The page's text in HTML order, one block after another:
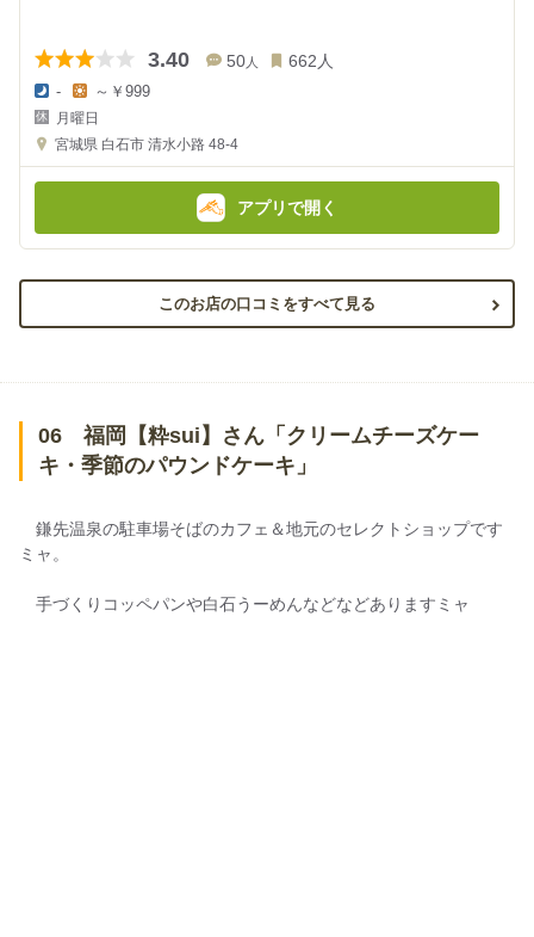
3.40 50人 662人
夜
の
金
-
昼
の
金
額
～￥999
月曜日
宮城県 白石市 清水小路 48-4
アプリで開く
このお店の口コミをすべて見る
06 福岡【粋sui】さん「クリームチーズケー
キ・季節のパウンドケーキ」
鎌先温泉の駐車場そばのカフェ＆地元のセレクトショップです
ミャ。
手づくりコッペパンや白石うーめんなどなどありますミャ